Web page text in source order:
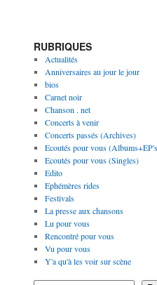
RUBRIQUES
Actualités
Anniversaires au jour le jour
bios
Carnet noir
Chanson . net
Concerts à venir
Concerts passés (Archives)
Ecoutés pour vous
Ecoutés pour vous (Singles)
Edito
Ephémères rides
Festivals
La presse aux chansons
Lu pour vous
Rencontré pour vous
Vu pour vous
Y'a qu'à les voir sur scène